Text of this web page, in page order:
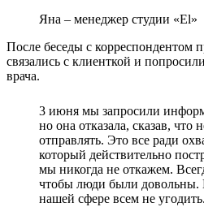
Яна – менеджер студии «El»
После беседы с корреспондентом
связались с клиенткой и
врача.
3 июня мы запросили
но она отказала, сказав, что
отправлять. Это все ради
который действительно
мы никогда не откажем.
чтобы люди были довольны.
нашей сфере всем не угодить.